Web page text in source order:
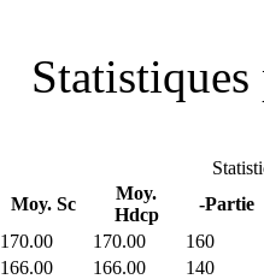
Moy. Sc
Moy.
Hdcp
-Partie
170.00 170.00
160
166.00 166.00
140